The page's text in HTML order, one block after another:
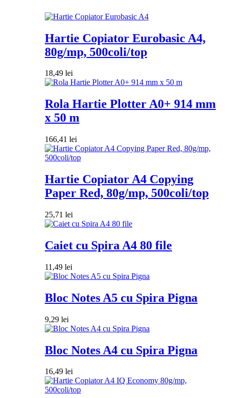
Hartie Copiator Eurobasic A4,
80g/mp, 500coli/top
18,49 lei
Rola Hartie Plotter A0+ 914 mm
x 50 m
166,41 lei
Hartie Copiator A4 Copying
Paper Red, 80g/mp, 500coli/top
25,71 lei
Caiet cu Spira A4 80 file
11,49 lei
Bloc Notes A5 cu Spira Pigna
9,29 lei
Bloc Notes A4 cu Spira Pigna
16,49 lei